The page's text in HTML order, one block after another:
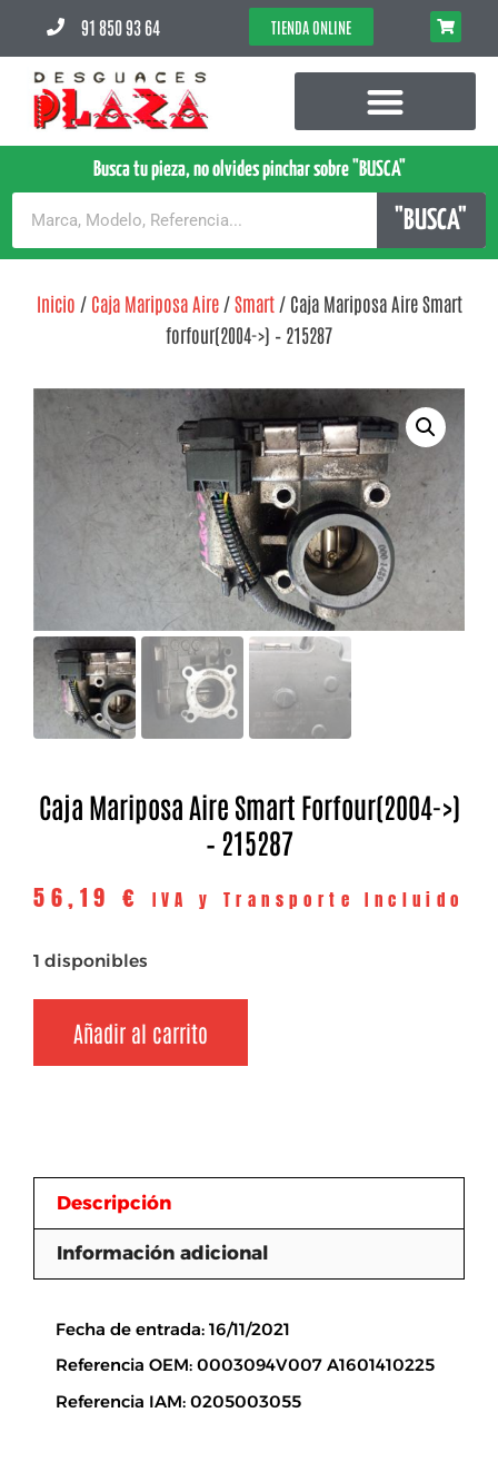
91 850 93 64 TIENDA ONLINE
Busca tu pieza, no olvides pinchar sobre "BUSCA"
"BUSCA"
Inicio / Caja Mariposa Aire/Smart/ Caja Mariposa Aire Smart
forfour(2004->) – 215287
Caja Mariposa Aire Smart Forfour(2004->)
– 215287
56,19 € IVA y Transporte Incluido
1 disponibles
Añadir al carrito
Descripción
Información adicional
Fecha de entrada: 16/11/2021
Referencia OEM: 0003094V007 A1601410225
Referencia IAM: 0205003055